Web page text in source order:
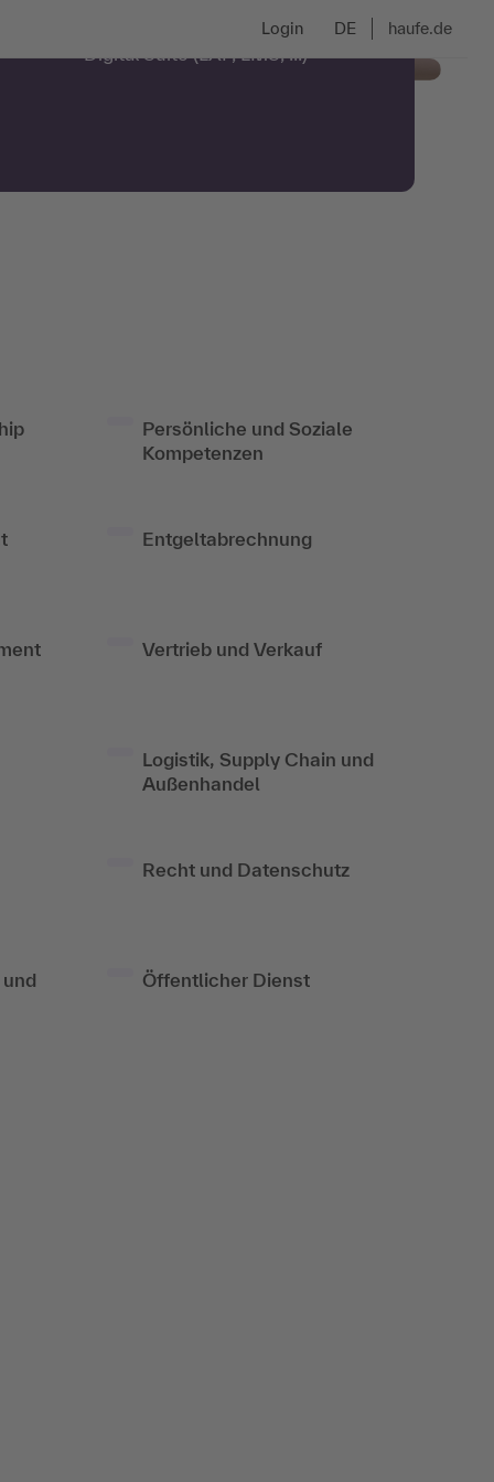
Login DE
haufe.de
Digital Suite (LXP, LMS, ...)
Persönliche und Soziale
Kompetenzen
Entgeltabrechnung
Vertrieb und Verkauf
Logistik, Supply Chain und
Außenhandel
Recht und Datenschutz
Öffentlicher Dienst
wird.